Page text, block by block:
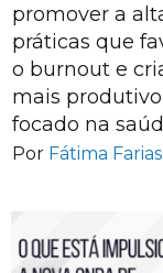
promover a
práticas que
o burnout e
mais
focado na
Por Fátima Farias